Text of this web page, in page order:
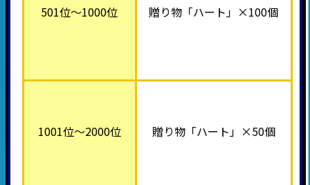
501位～1000位 贈り物「ハート」×100個
1001位～2000位 贈り物「ハート」×50個